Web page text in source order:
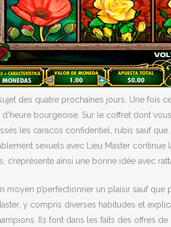
des quatre prochaines jours. Une fois
bourgeoise. Sur le coffret dont
les caracos confidentiel, rubis sauf
sexuels avec Lieu Master
c’représente ainsi une bonne idée avec
moyen p’perfectionner un plaisir sauf
y compris diverses habitudes et
Ils font dans les faits des offres